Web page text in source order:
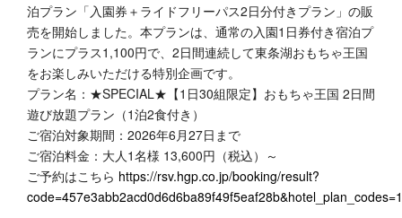
泊プラン「入園券＋ライドフリーパス2日分付きプラン」の販
売を開始しました。本プランは、通常の入園1日券付き宿泊プ
ランにプラス1,100円で、2日間連続して東条湖おもちゃ王国
をお楽しみいただける特別企画です。
プラン名：★SPECIAL★【1日30組限定】おもちゃ王国 2日間
遊び放題プラン（1泊2食付き）
ご宿泊対象期間：2026年6月27日まで
ご宿泊料金：大人1名様 13,600円（税込）～
ご予約はこちら https://rsv.hgp.co.jp/booking/result?